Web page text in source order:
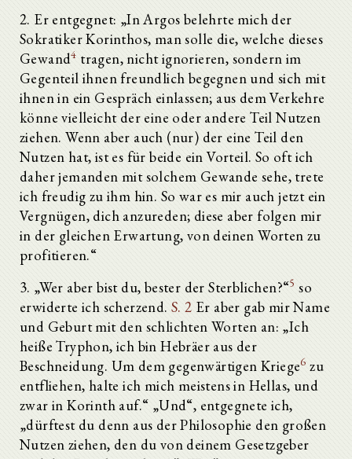
2. Er entgegnet: „In Argos belehrte mich der
Sokratiker Korinthos, man solle die, welche dieses
Gewand4 tragen, nicht ignorieren, sondern im
Gegenteil ihnen freundlich begegnen und sich mit
ihnen in ein Gespräch einlassen; aus dem Verkehre
könne vielleicht der eine oder andere Teil Nutzen
ziehen. Wenn aber auch (nur) der eine Teil den
Nutzen hat, ist es für beide ein Vorteil. So oft ich
daher jemanden mit solchem Gewande sehe, trete
ich freudig zu ihm hin. So war es mir auch jetzt ein
Vergnügen, dich anzureden; diese aber folgen mir
in der gleichen Erwartung, von deinen Worten zu
profitieren.“
3. „Wer aber bist du, bester der Sterblichen?“5 so
erwiderte ich scherzend. S. 2 Er aber gab mir Name
und Geburt mit den schlichten Worten an: „Ich
heiße Tryphon, ich bin Hebräer aus der
Beschneidung. Um dem gegenwärtigen Kriege6 zu
entfliehen, halte ich mich meistens in Hellas, und
zwar in Korinth auf.“ „Und“, entgegnete ich,
„dürftest du denn aus der Philosophie den großen
Nutzen ziehen, den du von deinem Gesetzgeber